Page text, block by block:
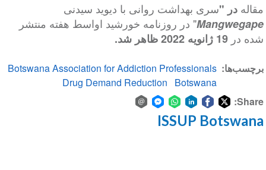
مقاله در "سری بهداشت روانی با دیوید سیدنی
Mangwegape" در روزنامه خورشید اواسط هفته منتشر
شده در 19 ژانویه 2022 ظاهر شد.
برچسب‌ها
Botswana Association for Addiction Professionals
Botswana
Drug Demand Reduction
Share:
Share
Share
Share
Share
ShareISSUP Botswana